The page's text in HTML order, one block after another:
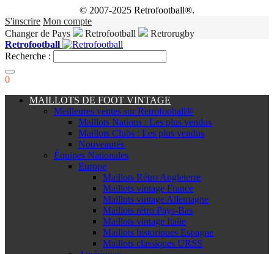
© 2007-2025 Retrofootball®.
S'inscrire Mon compte
Changer de Pays
Retrofootball
Retrorugby
Retrofootball
Recherche :
0
MAILLOTS DE FOOT VINTAGE
Meilleures ventes sur Retrofooball®
Maillots Nations : Les plus vendus
Maillots Clubs : Les plus vendus
Nouveautés
Équipes Nationales
Europe
Maillots Rétro Angleterre
Maillots vintage France
Maillots vintage Allemagne
Maillots rétro Pays-Bas
Maillots vintage Italie
Maillots historiques Espagne
Maillots classiques URSS